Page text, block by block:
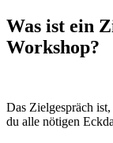
Was ist ein
Workshop?
Das Zielgespräch
du alle nötigen